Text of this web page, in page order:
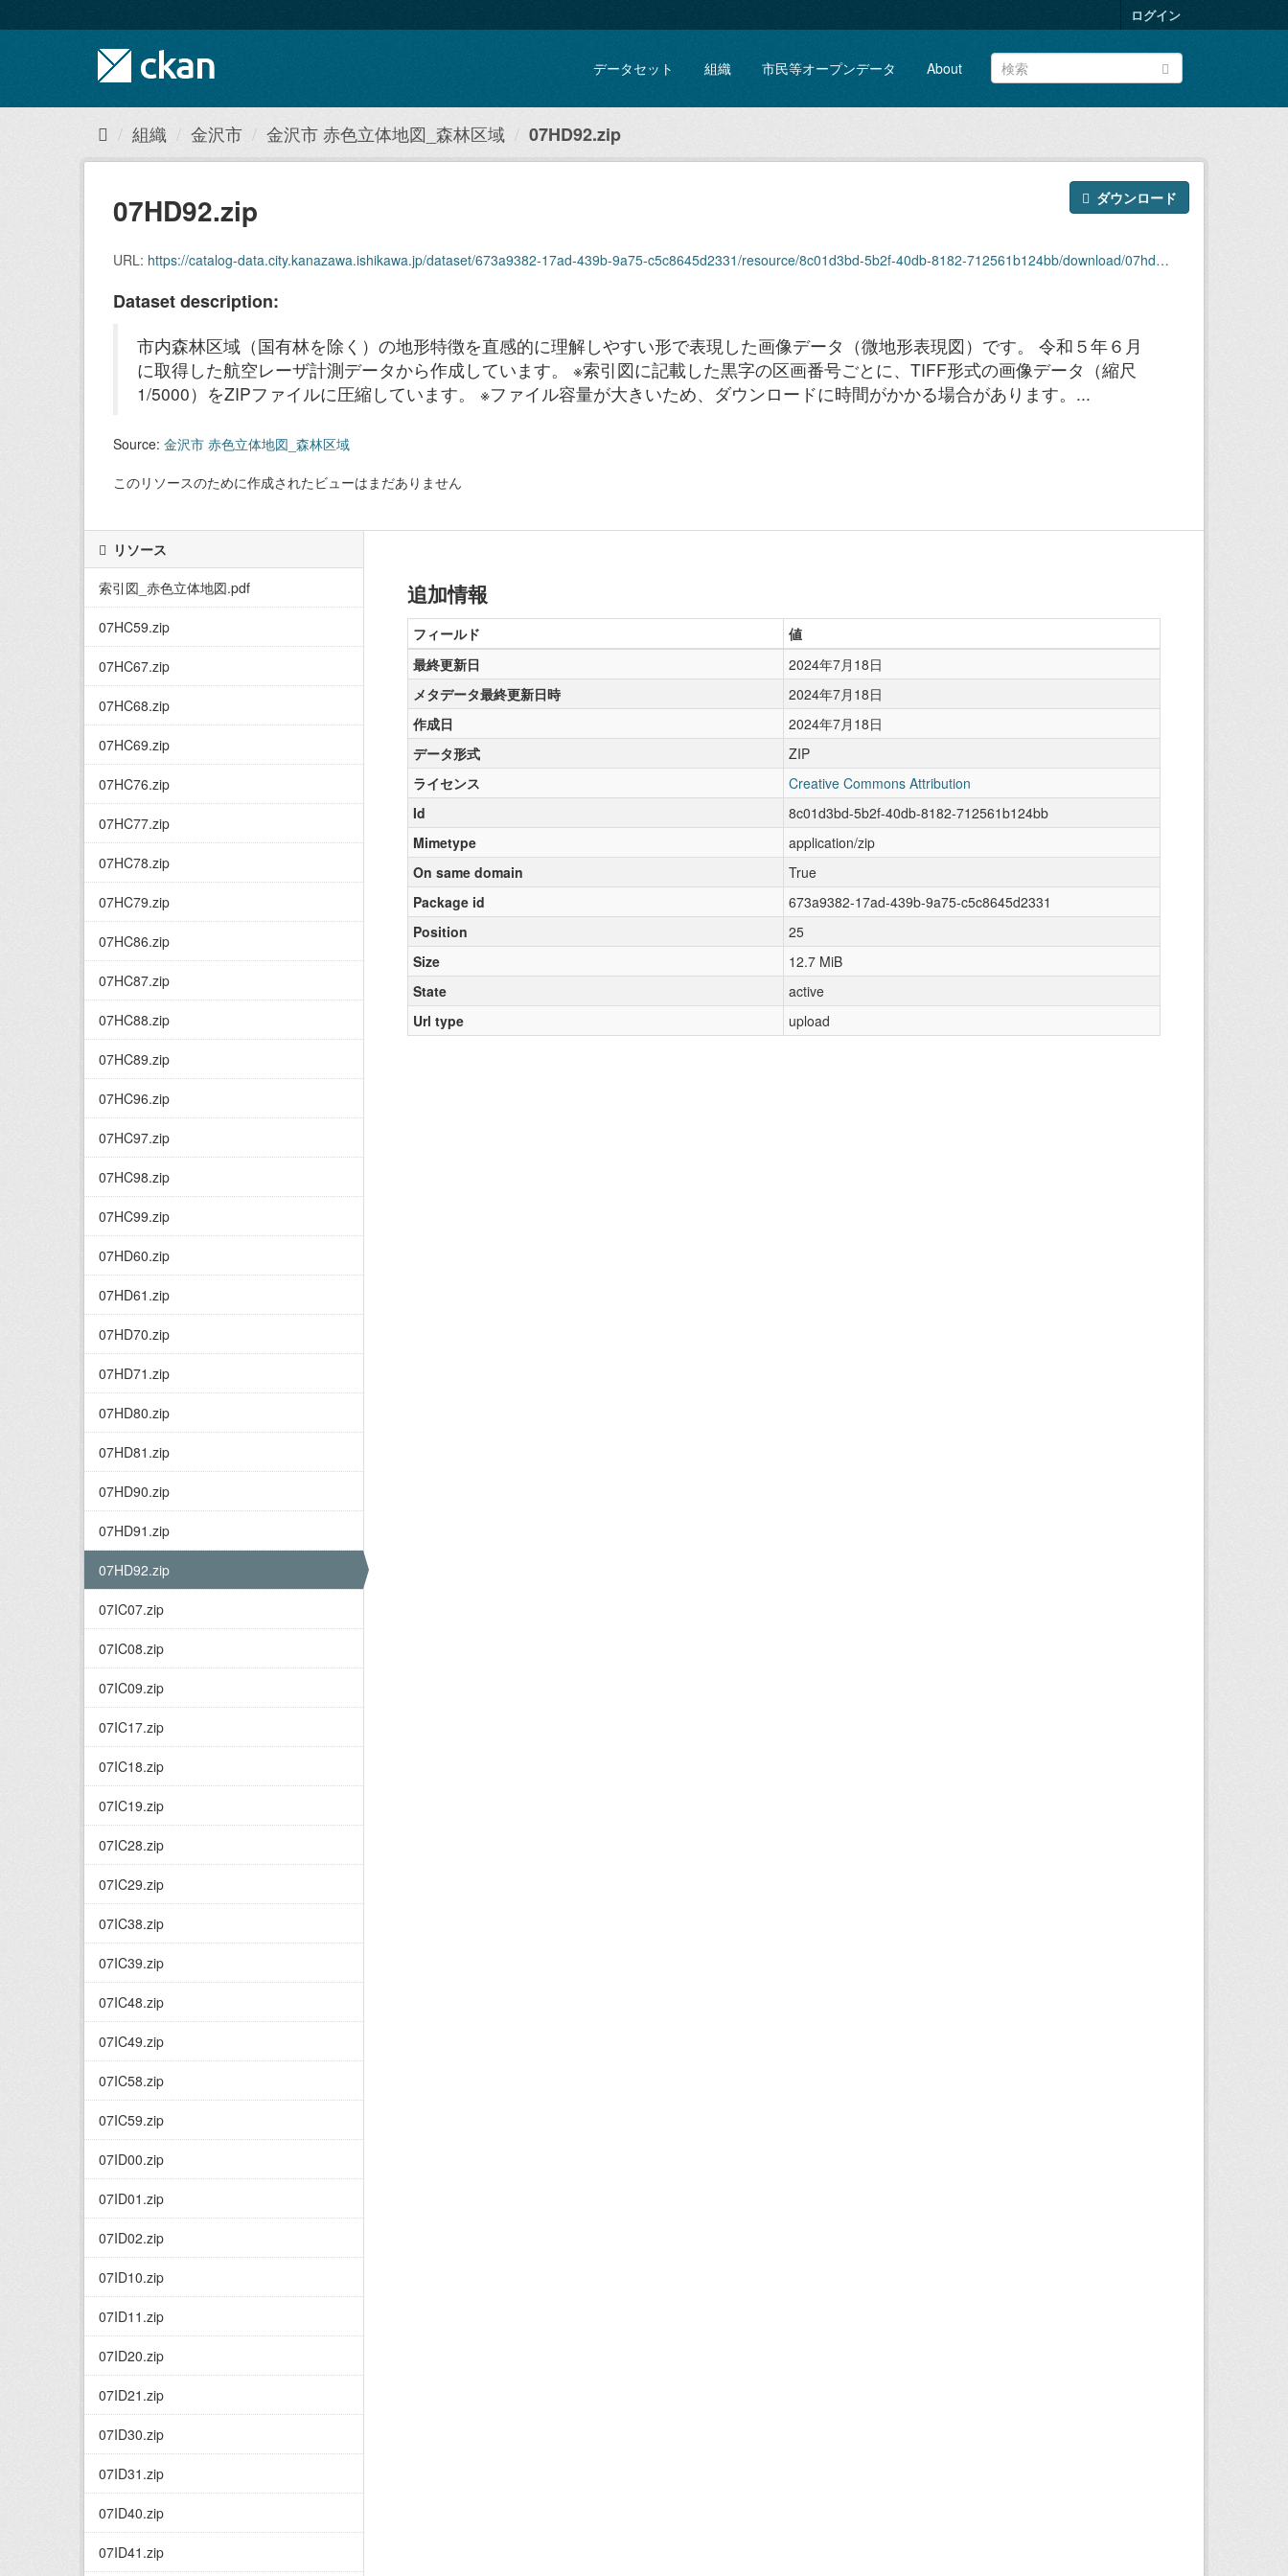
キ
て
ログイン
データセット 組織 市民等オープンデータ About
組織 金沢市 金沢市 赤色立体地図_森林区域 07HD92.zip
ダウンロード
07HD92.zip
URL: https://catalog-data.city.kanazawa.ishikawa.jp/dataset/673a9382-17ad-439b-9a75-c5c8645d2331/resource/8c01d3bd-5b2f-40db-8182-712561b124bb/download/07hd92.zip
Dataset description:
市内森林区域（国有林を除く）の地形特徴を直感的に理解しやすい形で表現した画像データ（微地形表現図）です。 令和５年６月
に取得した航空レーザ計測データから作成しています。 ※索引図に記載した黒字の区画番号ごとに、TIFF形式の画像データ（縮尺
1/5000）をZIPファイルに圧縮しています。 ※ファイル容量が大きいため、ダウンロードに時間がかかる場合があります。...
Source: 金沢市 赤色立体地図_森林区域
このリソースのために作成されたビューはまだありません
リソース
索引図_赤色立体地図.pdf
07HC59.zip
07HC67.zip
07HC68.zip
07HC69.zip
07HC76.zip
07HC77.zip
07HC78.zip
07HC79.zip
07HC86.zip
07HC87.zip
07HC88.zip
07HC89.zip
07HC96.zip
07HC97.zip
07HC98.zip
07HC99.zip
07HD60.zip
07HD61.zip
07HD70.zip
07HD71.zip
07HD80.zip
07HD81.zip
07HD90.zip
07HD91.zip
07HD92.zip
07IC07.zip
07IC08.zip
07IC09.zip
07IC17.zip
07IC18.zip
07IC19.zip
07IC28.zip
07IC29.zip
07IC38.zip
07IC39.zip
07IC48.zip
07IC49.zip
07IC58.zip
07IC59.zip
07ID00.zip
07ID01.zip
07ID02.zip
07ID10.zip
07ID11.zip
07ID20.zip
07ID21.zip
07ID30.zip
07ID31.zip
07ID40.zip
07ID41.zip
追加情報
フィールド
値
最終更新日
2024年7月18日
メタデータ最終更新日時
2024年7月18日
作成日
2024年7月18日
データ形式
ZIP
ライセンス
Creative Commons Attribution
Id
8c01d3bd-5b2f-40db-8182-712561b124bb
Mimetype
application/zip
On same domain
True
Package id
673a9382-17ad-439b-9a75-c5c8645d2331
Position
25
Size
12.7 MiB
State
active
Url type
upload